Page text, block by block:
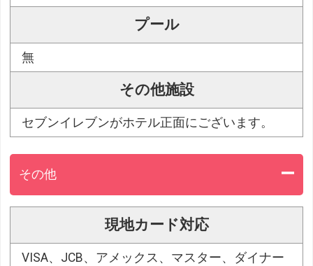
プール
無
その他施設
セブンイレブンがホテル正面にございます。
その他
現地カード対応
VISA、JCB、アメックス、マスター、ダイナー